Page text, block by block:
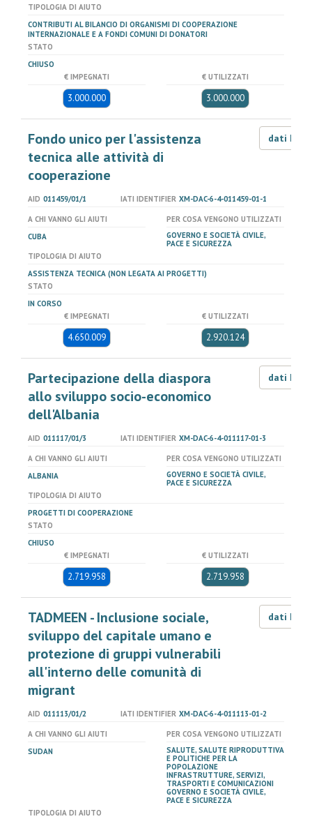
TIPOLOGIA DI AIUTO
CONTRIBUTI AL BILANCIO DI ORGANISMI DI COOPERAZIONE
INTERNAZIONALE E A FONDI COMUNI DI DONATORI
STATO
CHIUSO
€ IMPEGNATI
3.000.000
€ UTILIZZATI
3.000.000
Fondo unico per l'assistenza
tecnica alle attività di
cooperazione
dati LOD
AID 011459/01/1 IATI IDENTIFIER XM-DAC-6-4-011459-01-1
A CHI VANNO GLI AIUTI
CUBA
PER COSA VENGONO UTILIZZATI
GOVERNO E SOCIETÀ CIVILE,
PACE E SICUREZZA
TIPOLOGIA DI AIUTO
ASSISTENZA TECNICA (NON LEGATA AI PROGETTI)
STATO
IN CORSO
€ IMPEGNATI
4.650.009
€ UTILIZZATI
2.920.124
Partecipazione della diaspora
allo sviluppo socio-economico
dell'Albania
dati LOD
AID 011117/01/3 IATI IDENTIFIER XM-DAC-6-4-011117-01-3
A CHI VANNO GLI AIUTI
ALBANIA
PER COSA VENGONO UTILIZZATI
GOVERNO E SOCIETÀ CIVILE,
PACE E SICUREZZA
TIPOLOGIA DI AIUTO
PROGETTI DI COOPERAZIONE
STATO
CHIUSO
€ IMPEGNATI
2.719.958
€ UTILIZZATI
2.719.958
TADMEEN - Inclusione sociale,
sviluppo del capitale umano e
protezione di gruppi vulnerabili
all'interno delle comunità di
migrant
dati LOD
AID 011113/01/2 IATI IDENTIFIER XM-DAC-6-4-011113-01-2
A CHI VANNO GLI AIUTI
SUDAN
PER COSA VENGONO UTILIZZATI
SALUTE, SALUTE RIPRODUTTIVA
E POLITICHE PER LA
POPOLAZIONE
INFRASTRUTTURE, SERVIZI,
TRASPORTI E COMUNICAZIONI
GOVERNO E SOCIETÀ CIVILE,
PACE E SICUREZZA
TIPOLOGIA DI AIUTO